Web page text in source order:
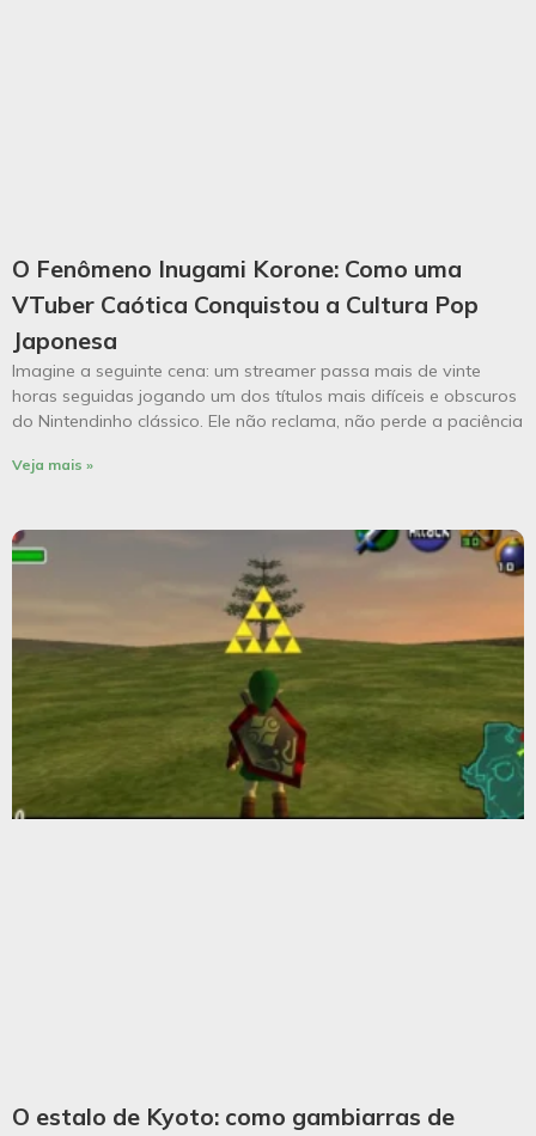
O Fenômeno Inugami Korone: Como uma
VTuber Caótica Conquistou a Cultura Pop
Japonesa
Imagine a seguinte cena: um streamer passa mais de vinte
horas seguidas jogando um dos títulos mais difíceis e obscuros
do Nintendinho clássico. Ele não reclama, não perde a paciência
Veja mais »
O estalo de Kyoto: como gambiarras de